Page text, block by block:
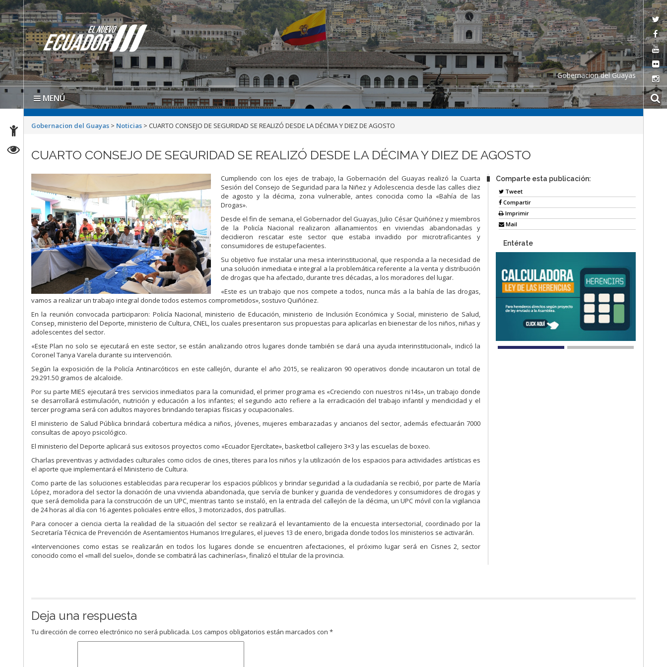
Gobernacion del Guayas
MENÚ
Gobernacion del Guayas > Noticias >CUARTO CONSEJO DE SEGURIDAD SE REALIZÓ DESDE LA DÉCIMA Y DIEZ DE AGOSTO
CUARTO CONSEJO DE SEGURIDAD SE REALIZÓ DESDE LA DÉCIMA Y DIEZ DE AGOSTO
Cumpliendo con los ejes de trabajo, la Gobernación del Guayas realizó la Cuarta
Sesión del Consejo de Seguridad para la Niñez y Adolescencia desde las calles diez
de agosto y la décima, zona vulnerable, antes conocida como la «Bahía de las
Drogas».
Desde el fin de semana, el Gobernador del Guayas, Julio César Quiñónez y miembros
de la Policía Nacional realizaron allanamientos en viviendas abandonadas y
decidieron rescatar este sector que estaba invadido por microtraficantes y
consumidores de estupefacientes.
Su objetivo fue instalar una mesa interinstitucional, que responda a la necesidad de
una solución inmediata e integral a la problemática referente a la venta y distribución
de drogas que ha afectado, durante tres décadas, a los moradores del lugar.
«Este es un trabajo que nos compete a todos, nunca más a la bahía de las drogas,
vamos a realizar un trabajo integral donde todos estemos comprometidos», sostuvo Quiñónez.
En la reunión convocada participaron: Policía Nacional, ministerio de Educación, ministerio de Inclusión Económica y Social, ministerio de Salud,
Consep, ministerio del Deporte, ministerio de Cultura, CNEL, los cuales presentaron sus propuestas para aplicarlas en bienestar de los niños, niñas y
adolescentes del sector.
«Este Plan no solo se ejecutará en este sector, se están analizando otros lugares donde también se dará una ayuda interinstitucional», indicó la
Coronel Tanya Varela durante su intervención.
Según la exposición de la Policía Antinarcóticos en este callejón, durante el año 2015, se realizaron 90 operativos donde incautaron un total de
29.291.50 gramos de alcaloide.
Por su parte MIES ejecutará tres servicios inmediatos para la comunidad, el primer programa es «Creciendo con nuestros ni14s», un trabajo donde
se desarrollará estimulación, nutrición y educación a los infantes; el segundo acto refiere a la erradicación del trabajo infantil y mendicidad y el
tercer programa será con adultos mayores brindando terapias físicas y ocupacionales.
El ministerio de Salud Pública brindará cobertura médica a niños, jóvenes, mujeres embarazadas y ancianos del sector, además efectuarán 7000
consultas de apoyo psicológico.
El ministerio del Deporte aplicará sus exitosos proyectos como «Ecuador Ejercítate», basketbol callejero 3×3 y las escuelas de boxeo.
Charlas preventivas y actividades culturales como ciclos de cines, títeres para los niños y la utilización de los espacios para actividades artísticas es
el aporte que implementará el Ministerio de Cultura.
Como parte de las soluciones establecidas para recuperar los espacios públicos y brindar seguridad a la ciudadanía se recibió, por parte de María
López, moradora del sector la donación de una vivienda abandonada, que servía de bunker y guarida de vendedores y consumidores de drogas y
que será demolida para la construcción de un UPC, mientras tanto se instaló, en la entrada del callejón de la décima, un UPC móvil con la vigilancia
de 24 horas al día con 16 agentes policiales entre ellos, 3 motorizados, dos patrullas.
Para conocer a ciencia cierta la realidad de la situación del sector se realizará el levantamiento de la encuesta intersectorial, coordinado por la
Secretaría Técnica de Prevención de Asentamientos Humanos Irregulares, el jueves 13 de enero, brigada donde todos los ministerios se activarán.
«Intervenciones como estas se realizarán en todos los lugares donde se encuentren afectaciones, el próximo lugar será en Cisnes 2, sector
conocido como el «mall del suelo», donde se combatirá las cachinerías», finalizó el titular de la provincia.
Comparte esta publicación:
Tweet
Compartir
Imprimir
Mail
Entérate
Deja una respuesta
Tu dirección de correo electrónico no será publicada. Los campos obligatorios están marcados con*